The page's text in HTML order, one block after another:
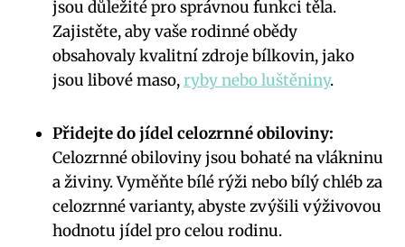
jsou důležité pro správnou funkci těla.
⁣Zajistěte, ​aby vaše⁣ rodinné obědy
obsahovaly⁤ kvalitní zdroje bílkovin, jako
jsou libové​ maso,ryby nebo luštěniny.
Přidejte do jídel celozrnné⁣ obiloviny:
Celozrnné obiloviny⁤ jsou bohaté na vlákninu
a živiny. Vyměňte bílé rýži nebo⁣ bílý ‍chléb za
celozrnné varianty, abyste zvýšili⁢ výživovou‌
hodnotu jídel pro celou ‍rodinu.